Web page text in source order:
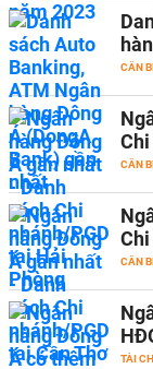
CẦN
CẦN
CẦN
TÀI